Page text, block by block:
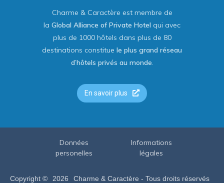
Charme & Caractère est membre de
la Global Alliance of Private Hotel qui avec
plus de 1000 hôtels dans plus de 80
destinations constitue le plus grand réseau
d’hôtels privés au monde.
En savoir plus
Copyright © 2026 Charme & Caractère - Tous droits réservés
Données
personelles
Informations
légales